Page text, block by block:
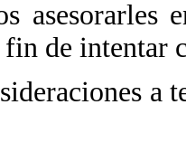
de intentar
a